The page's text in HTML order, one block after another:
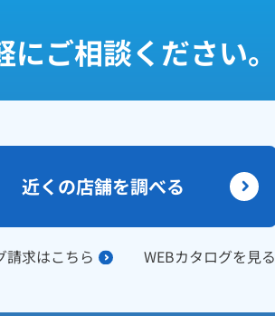
ご相談ください。
近くの店舗を調べる
請求はこちら WEBカタログを見る